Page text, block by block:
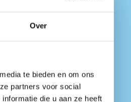
Over
te bieden en om ons
partners voor social
die u aan ze heeft
toch